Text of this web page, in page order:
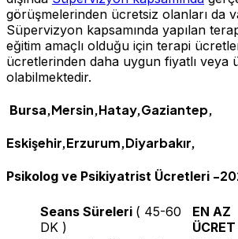
görüşmelerinden ücretsiz olanları da
Süpervizyon kapsamında yapılan
eğitim amaçlı olduğu için terapi
ücretlerinden daha uygun fiyatlı veya
olabilmektedir.
Bursa,Mersin,Hatay,Gaziantep,
Eskişehir,Erzurum,Diyarbakır,
Psikolog ve Psikiyatrist Ücretleri -
Seans Süreleri ( 45-60
DK )
EN AZ
ÜCRET